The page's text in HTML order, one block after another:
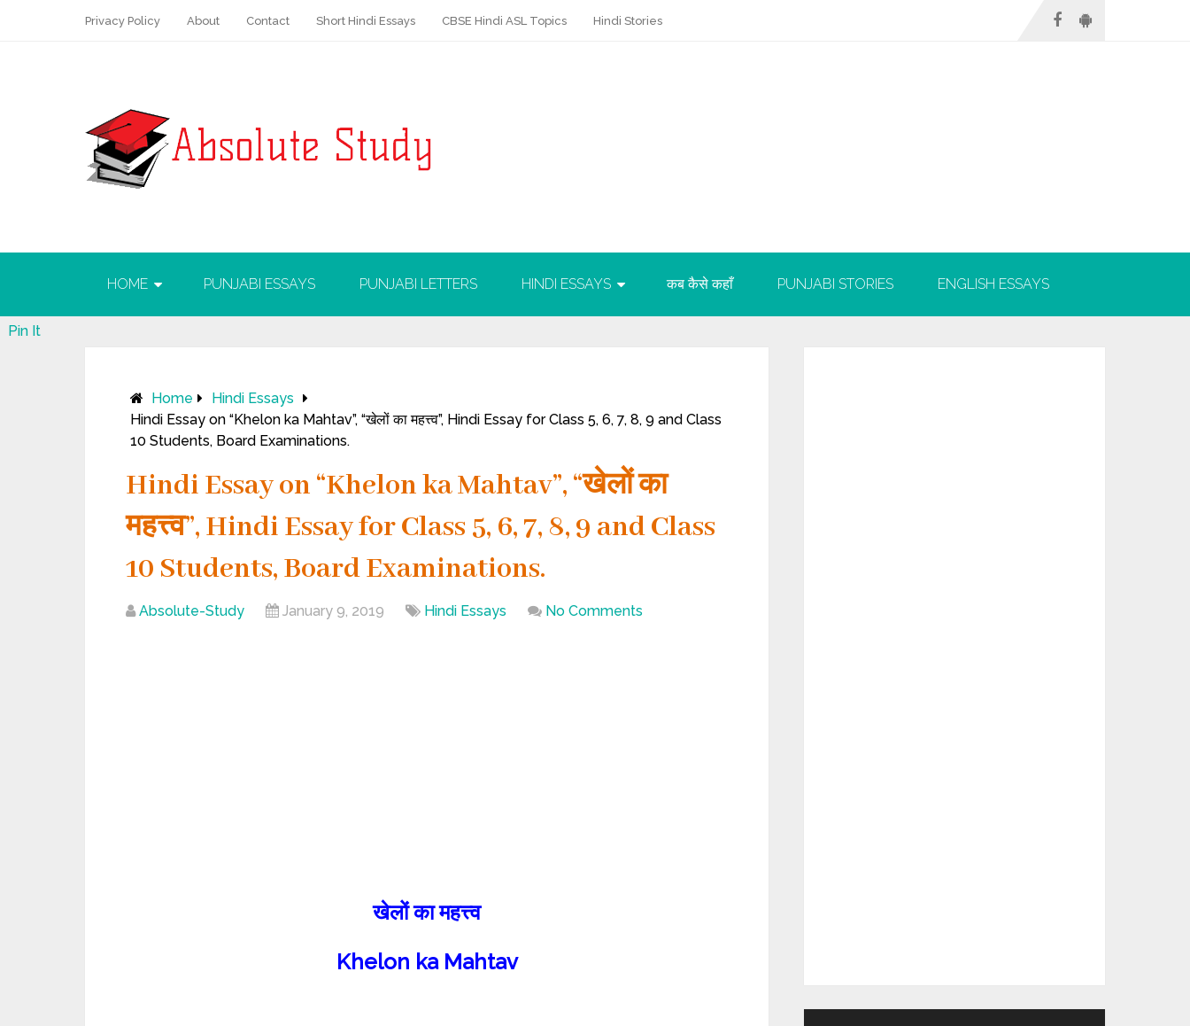
Privacy Policy About Contact Short Hindi Essays CBSE Hindi ASL Topics Hindi Stories
HOME PUNJABI ESSAYS PUNJABI LETTERS HINDI ESSAYS कब कैसे कहाँ PUNJABI STORIES ENGLISH ESSAYS
Home
Hindi Essays
Hindi Essay on “Khelon ka Mahtav”, “खेलों का महत्त्व”, Hindi Essay for Class 5, 6, 7, 8, 9 and Class
10 Students, Board Examinations.
Hindi Essay on “Khelon ka Mahtav”, “खेलों का
महत्त्व”, Hindi Essay for Class 5, 6, 7, 8, 9 and Class
10 Students, Board Examinations.
Absolute-Study January 9, 2019 Hindi Essays No Comments
खेलों का महत्त्व
Khelon ka Mahtav
Pin It